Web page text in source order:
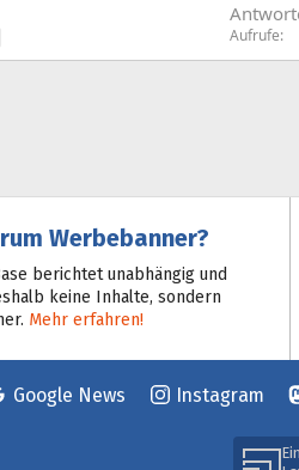
Aufrufe
Werbebanner?
berichtet unabhängig und
keine Inhalte, sondern
Mehr erfahren!
Google News Instagram